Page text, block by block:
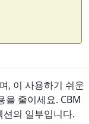
, 이 사용하기 쉬운
을 줄이세요. CBM
션의 일부입니다.